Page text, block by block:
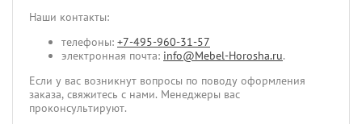
Наши контакты:
телефоны: +7-495-960-31-57
электронная почта: info@Mebel-Horosha.ru.
Если у вас возникнут вопросы по поводу оформления
заказа, свяжитесь с нами. Менеджеры вас
проконсультируют.